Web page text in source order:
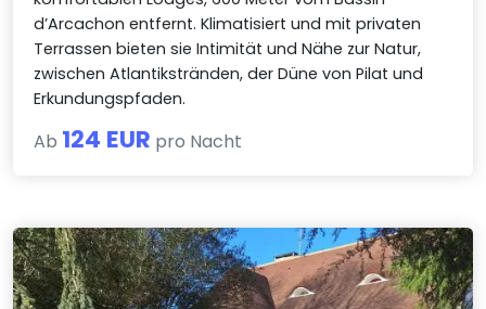
d’Arcachon entfernt. Klimatisiert und mit privaten
Terrassen bieten sie Intimität und Nähe zur Natur,
zwischen Atlantikstränden, der Düne von Pilat und
Erkundungspfaden.
Ab 124 EUR pro Nacht